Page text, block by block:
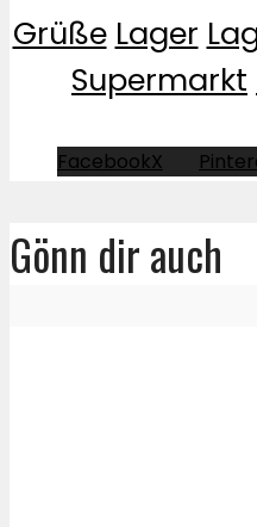
Grüße Lager
Supermarkt
FacebookX
Gönn dir auch